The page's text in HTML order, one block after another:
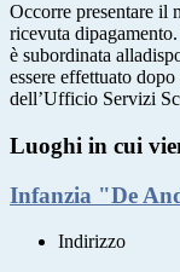
Occorre presentare il
ricevuta
è subordinata
essere effettuato
dell’Ufficio Servizi
Luoghi in cui
Infanzia "De
Indirizzo